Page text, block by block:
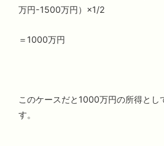
万円-1500万円）×1/2
＝1000万円
このケースだと1000万円の所得とし
す。